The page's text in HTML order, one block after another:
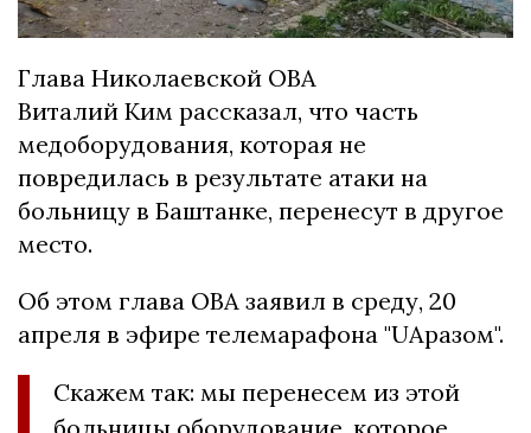
Глава Николаевской ОВА
Виталий Ким рассказал, что часть
медоборудования, которая не
повредилась в результате атаки на
больницу в Баштанке, перенесут в другое
место.
Об этом глава ОВА заявил в среду, 20
апреля в эфире телемарафона "UAразом".
Скажем так: мы перенесем из этой
больницы оборудование, которое